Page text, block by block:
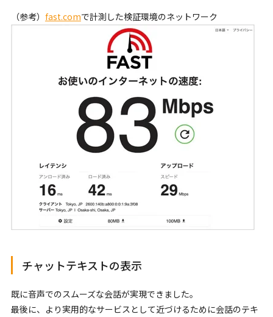
（参考） fast.comで計測した検証環境のネットワーク
チャットテキストの表示
既に音声でのスムーズな会話が実現できました。
最後に、より実用的なサービスとして近づけるために会話のテキ